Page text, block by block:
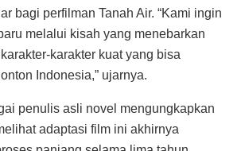
bagi perfilman Tanah Air. “Kami ingin
melalui kisah yang menebarkan
karakter kuat yang bisa
Indonesia,” ujarnya.
penulis asli novel mengungkapkan
adaptasi film ini akhirnya